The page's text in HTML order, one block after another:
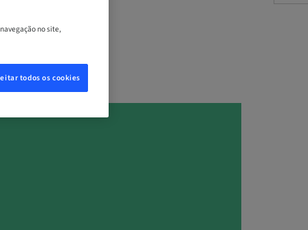
no site,
todos os cookies